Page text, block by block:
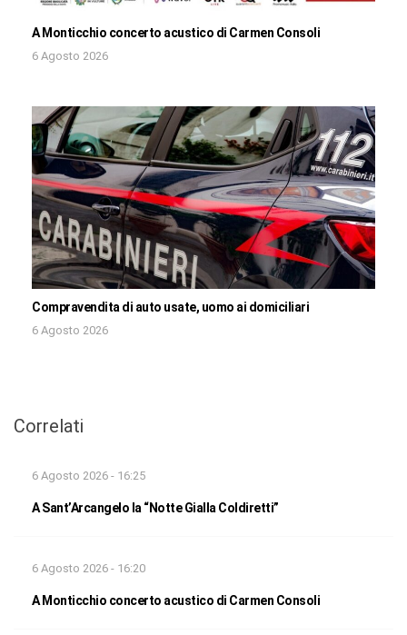
A Monticchio concerto acustico di Carmen Consoli
6 Agosto 2026
Compravendita di auto usate, uomo ai domiciliari
6 Agosto 2026
Correlati
6 Agosto 2026 - 16:25
A Sant’Arcangelo la “Notte Gialla Coldiretti”
6 Agosto 2026 - 16:20
A Monticchio concerto acustico di Carmen Consoli